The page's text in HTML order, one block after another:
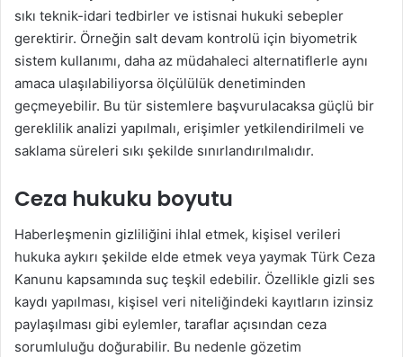
sıkı teknik-idari tedbirler ve istisnai hukuki sebepler
gerektirir. Örneğin salt devam kontrolü için biyometrik
sistem kullanımı, daha az müdahaleci alternatiflerle aynı
amaca ulaşılabiliyorsa ölçülülük denetiminden
geçmeyebilir. Bu tür sistemlere başvurulacaksa güçlü bir
gereklilik analizi yapılmalı, erişimler yetkilendirilmeli ve
saklama süreleri sıkı şekilde sınırlandırılmalıdır.
Ceza hukuku boyutu
Haberleşmenin gizliliğini ihlal etmek, kişisel verileri
hukuka aykırı şekilde elde etmek veya yaymak Türk Ceza
Kanunu kapsamında suç teşkil edebilir. Özellikle gizli ses
kaydı yapılması, kişisel veri niteliğindeki kayıtların izinsiz
paylaşılması gibi eylemler, taraflar açısından ceza
sorumluluğu doğurabilir. Bu nedenle gözetim